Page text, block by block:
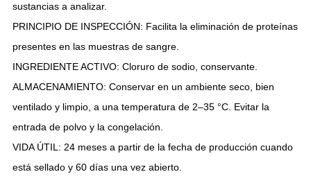
sustancias a analizar.
PRINCIPIO DE INSPECCIÓN: Facilita la eliminación de proteínas
presentes en las muestras de sangre.
INGREDIENTE ACTIVO: Cloruro de sodio, conservante.
ALMACENAMIENTO: Conservar en un ambiente seco, bien
ventilado y limpio, a una temperatura de 2–35 °C. Evitar la
entrada de polvo y la congelación.
VIDA ÚTIL: 24 meses a partir de la fecha de producción cuando
está sellado y 60 días una vez abierto.